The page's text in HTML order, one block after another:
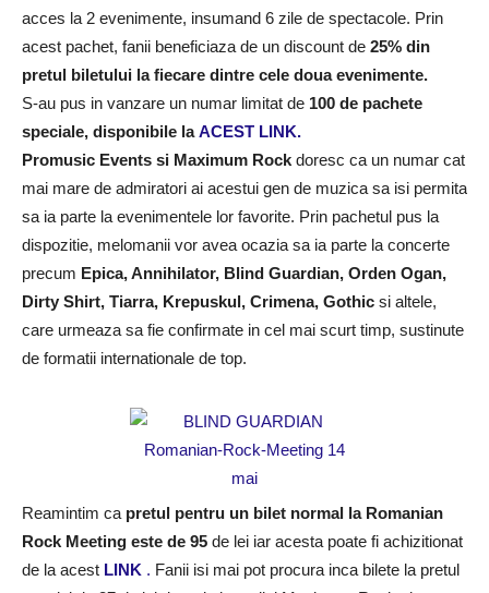
acces la 2 evenimente, insumand 6 zile de spectacole. Prin
acest pachet, fanii beneficiaza de un discount de 25% din
pretul biletului la fiecare dintre cele doua evenimente.
S-au pus in vanzare un numar limitat de 100 de pachete
speciale, disponibile la ACEST LINK.
Promusic Events si Maximum Rock doresc ca un numar cat
mai mare de admiratori ai acestui gen de muzica sa isi permita
sa ia parte la evenimentele lor favorite. Prin pachetul pus la
dispozitie, melomanii vor avea ocazia sa ia parte la concerte
precum Epica, Annihilator, Blind Guardian, Orden Ogan,
Dirty Shirt, Tiarra, Krepuskul, Crimena, Gothic si altele,
care urmeaza sa fie confirmate in cel mai scurt timp, sustinute
de formatii internationale de top.
Reamintim ca pretul pentru un bilet normal la Romanian
Rock Meeting este de 95 de lei iar acesta poate fi achizitionat
de la acest LINK . Fanii isi mai pot procura inca bilete la pretul